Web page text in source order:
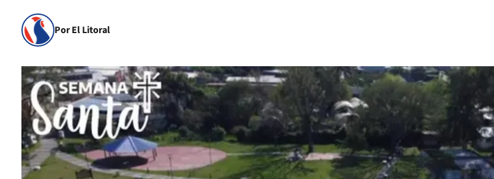
Por El Litoral